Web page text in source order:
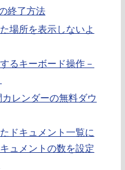
終了方法
場所を表示しないよ
るキーボード操作－
レンダーの無料ダウ
ドキュメント一覧に
ュメントの数を設定